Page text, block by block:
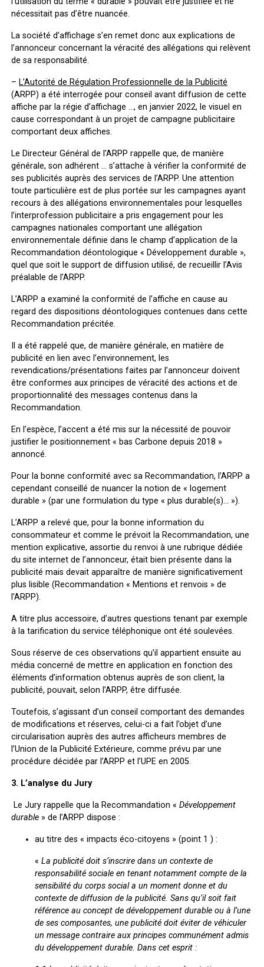
nécessitait pas d’être nuancée.
La société d’affichage s’en remet donc aux explications de
l’annonceur concernant la véracité des allégations qui relèvent
de sa responsabilité.
– L’Autorité de Régulation Professionnelle de la Publicité
(ARPP) a été interrogée pour conseil avant diffusion de cette
affiche par la régie d’affichage …, en janvier 2022, le visuel en
cause correspondant à un projet de campagne publicitaire
comportant deux affiches.
Le Directeur Général de l’ARPP rappelle que, de manière
générale, son adhérent … s’attache à vérifier la conformité de
ses publicités auprès des services de l’ARPP. Une attention
toute particulière est de plus portée sur les campagnes ayant
recours à des allégations environnementales pour lesquelles
l’interprofession publicitaire a pris engagement pour les
campagnes nationales comportant une allégation
environnementale définie dans le champ d’application de la
Recommandation déontologique « Développement durable »,
quel que soit le support de diffusion utilisé, de recueillir l’Avis
préalable de l’ARPP.
L’ARPP a examiné la conformité de l’affiche en cause au
regard des dispositions déontologiques contenues dans cette
Recommandation précitée.
Il a été rappelé que, de manière générale, en matière de
publicité en lien avec l’environnement, les
revendications/présentations faites par l’annonceur doivent
être conformes aux principes de véracité des actions et de
proportionnalité des messages contenus dans la
Recommandation.
En l’espèce, l’accent a été mis sur la nécessité de pouvoir
justifier le positionnement « bas Carbone depuis 2018 »
annoncé.
Pour la bonne conformité avec sa Recommandation, l’ARPP a
cependant conseillé de nuancer la notion de « logement
durable » (par une formulation du type « plus durable(s)… »).
L’ARPP a relevé que, pour la bonne information du
consommateur et comme le prévoit la Recommandation, une
mention explicative, assortie du renvoi à une rubrique dédiée
du site internet de l’annonceur, était bien présente dans la
publicité mais devait apparaître de manière significativement
plus lisible (Recommandation « Mentions et renvois » de
l’ARPP).
A titre plus accessoire, d’autres questions tenant par exemple
à la tarification du service téléphonique ont été soulevées.
Sous réserve de ces observations qu’il appartient ensuite au
média concerné de mettre en application en fonction des
éléments d’information obtenus auprès de son client, la
publicité, pouvait, selon l’ARPP, être diffusée.
Toutefois, s’agissant d’un conseil comportant des demandes
de modifications et réserves, celui-ci a fait l’objet d’une
circularisation auprès des autres afficheurs membres de
l’Union de la Publicité Extérieure, comme prévu par une
procédure décidée par l’ARPP et l’UPE en 2005.
3. L’analyse du Jury
Le Jury rappelle que la Recommandation « Développement
durable » de l’ARPP dispose :
au titre des « impacts éco-citoyens » (point 1 ) :
« La publicité doit s’inscrire dans un contexte de
responsabilité sociale en tenant notamment compte de la
sensibilité du corps social a un moment donne et du
contexte de diffusion de la publicité. Sans qu’il soit fait
référence au concept de développement durable ou à l’une
de ses composantes, une publicité doit éviter de véhiculer
un message contraire aux principes communément admis
du développement durable. Dans cet esprit :